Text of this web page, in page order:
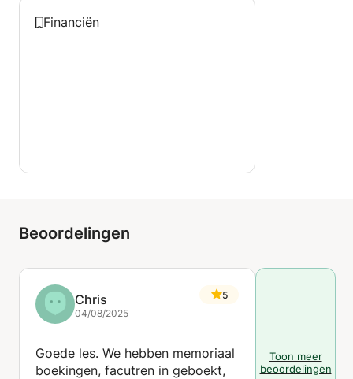
Financiën
Beoordelingen
Chris
04/08/2025
5
Goede les. We hebben memoriaal
boekingen, facutren in geboekt,
Toon meer
beoordelingen